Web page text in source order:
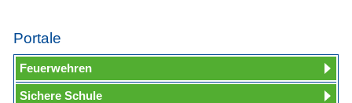
Portale
Feuerwehren
Sichere Schule